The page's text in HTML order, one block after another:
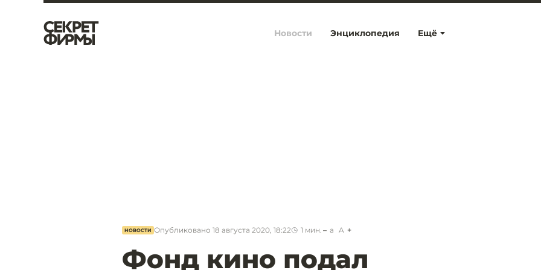
Ещё
Новости Энциклопедия
НОВОСТИ Опубликовано 18 августа 2020, 18:22 1 мин. a A
Фонд кино подал